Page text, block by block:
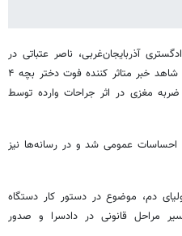
آذربایجان‌غربی، ناصر عتباتی در
این خصوص اظهار کرد: آذرماه سال جاری شاهد خبر متاثر کننده فوت دختر بچه ۴
مغزی در اثر جراحات وارده توسط
احساسات عمومی شد و در رسانه‌ها نیز
دم، موضوع در دستور کار دستگاه
مراحل قانونی در دادسرا و صدور